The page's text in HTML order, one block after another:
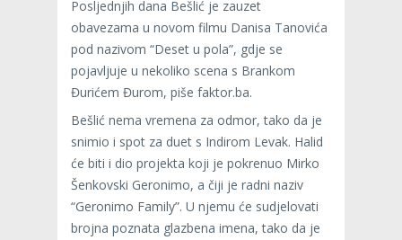
Posljednjih dana Bešlić je zauzet
obavezama u novom filmu Danisa Tanovića
pod nazivom “Deset u pola”, gdje se
pojavljuje u nekoliko scena s Brankom
Đurićem Đurom, piše faktor.ba.
Bešlić nema vremena za odmor, tako da je
snimio i spot za duet s Indirom Levak. Halid
će biti i dio projekta koji je pokrenuo Mirko
Šenkovski Geronimo, a čiji je radni naziv
“Geronimo Family”. U njemu će sudjelovati
brojna poznata glazbena imena, tako da je